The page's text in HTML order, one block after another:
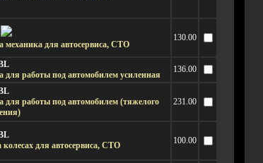
механика для автосервиса, СТО
130.00
для работы под автомобилем усиленная
136.00
для работы под автомобилем (тяжелого
231.00
колесах для автосервиса, СТО
100.00